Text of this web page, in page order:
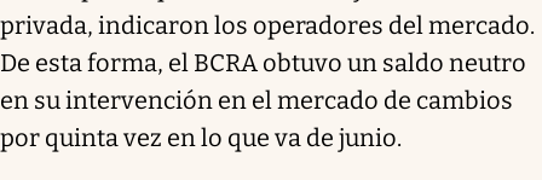
privada, indicaron los operadores del mercado.
De esta forma, el BCRA obtuvo un saldo neutro
en su intervención en el mercado de cambios
por quinta vez en lo que va de junio.